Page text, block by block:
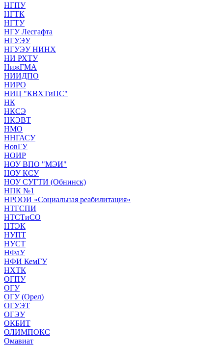
НГПУ
НГТК
НГТУ
НГУ Лесгафта
НГУЭУ
НГУЭУ НИНХ
НИ РХТУ
НижГМА
НИИДПО
НИРО
НИЦ "КВХТиПС"
НК
НКСЭ
НКЭВТ
НМО
ННГАСУ
НовГУ
НОИР
НОУ ВПО "МЭИ"
НОУ КСУ
НОУ СУГТИ (Обнинск)
НПК №1
НРООИ «Социальная реабилитация»
НТГСПИ
НТСТиСО
НТЭК
НУПТ
НУСТ
НФаУ
НФИ КемГУ
НХТК
ОГПУ
ОГУ
ОГУ (Орел)
ОГУЭТ
ОГЭУ
ОКБИТ
ОЛИМПОКС
Омавиат